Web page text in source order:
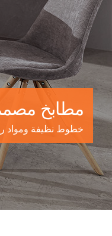
مطابخ
خطوط نظيفة ومواد